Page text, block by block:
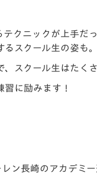
クニックが上手だ
スクール生の姿も。
スクール生はたく
に励みます！
ン長崎のアカデミ